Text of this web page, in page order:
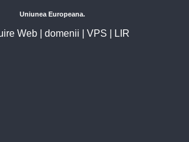
Uniunea Europeana.
Web| domenii VPS LIR